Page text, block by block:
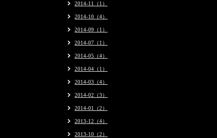
2014-11（1）
2014-10（4）
2014-09（1）
2014-07（1）
2014-05（4）
2014-04（1）
2014-03（4）
2014-02（3）
2014-01（2）
2013-12（4）
2013-10（2）